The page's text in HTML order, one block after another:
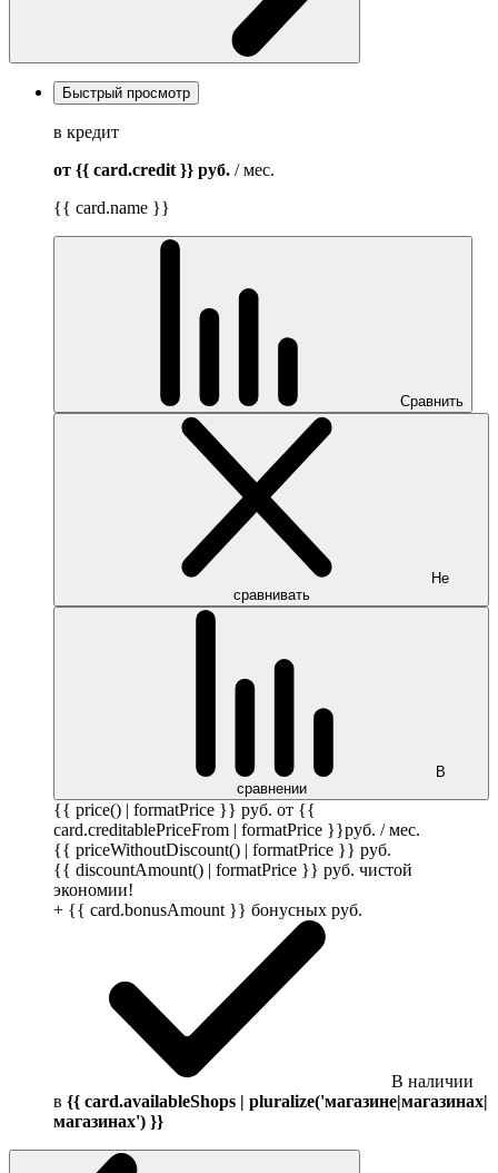
Быстрый просмотр
в кредит
от {{ card.credit }} руб. / мес.
{{ card.name }}
Сравнить
Не
сравнивать
В
сравнении
{{ price() | formatPrice }} руб. от {{
card.creditablePriceFrom | formatPrice }}руб. / мес.
{{ priceWithoutDiscount() | formatPrice }} руб.
{{ discountAmount() | formatPrice }} руб. чистой
экономии!
+ {{ card.bonusAmount }} бонусных руб.
В наличии
в {{ card.availableShops | pluralize('магазине|магазинах|
магазинах') }}